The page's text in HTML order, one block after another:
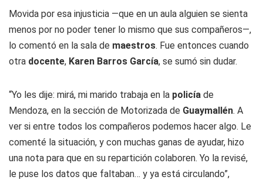
Movida por esa injusticia —que en un aula alguien se sienta
menos por no poder tener lo mismo que sus compañeros—,
lo comentó en la sala de maestros. Fue entonces cuando
otra docente, Karen Barros García, se sumó sin dudar.
“Yo les dije: mirá, mi marido trabaja en la policía de
Mendoza, en la sección de Motorizada de Guaymallén. A
ver si entre todos los compañeros podemos hacer algo. Le
comenté la situación, y con muchas ganas de ayudar, hizo
una nota para que en su repartición colaboren. Yo la revisé,
le puse los datos que faltaban… y ya está circulando”,